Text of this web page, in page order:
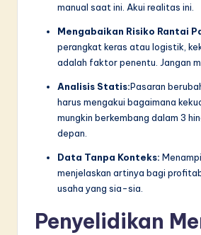
manual saat ini. Akui realitas ini.
Mengabaikan Risiko Rantai
perangkat keras atau logistik,
adalah faktor penentu. Jangan
Analisis Statis:Pasaran
harus mengakui bagaimana
mungkin berkembang dalam 3
depan.
Data Tanpa Konteks:
menjelaskan artinya bagi
usaha yang sia-sia.
Penyelidikan